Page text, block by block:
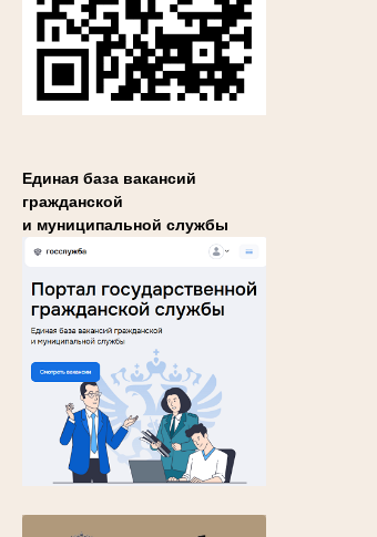
Единая база вакансий
гражданской
и муниципальной службы